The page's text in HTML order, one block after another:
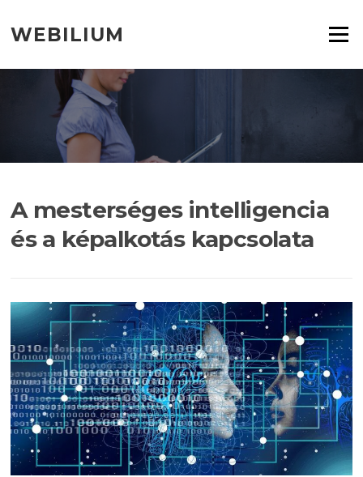
tartalomra
WEBILIUM Menü
A mesterséges intelligencia
és a képalkotás kapcsolata